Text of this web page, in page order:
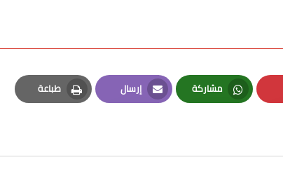
مشاركة
Whatsapp
إرسال
Email
طباعة
Print